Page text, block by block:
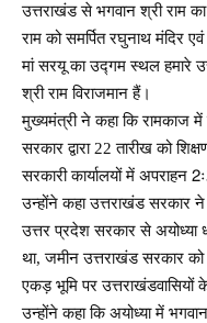
उत्तराखंड से भगवान श्री राम
राम को समर्पित रघुनाथ मंदिर
मां सरयू का उद्गम स्थल हमारे
श्री राम विराजमान हैं।
मुख्यमंत्री ने कहा कि रामकाज
सरकार द्वारा 22 तारीख को
सरकारी कार्यालयों में अपराहन
उन्होंने कहा उत्तराखंड सरकार
उत्तर प्रदेश सरकार से अयोध्या
था, जमीन उत्तराखंड सरकार
एकड़ भूमि पर उत्तराखंडवासियों
उन्होंने कहा कि अयोध्या में